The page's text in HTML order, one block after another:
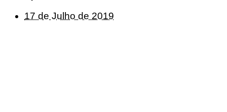
17 de Julho de 2019